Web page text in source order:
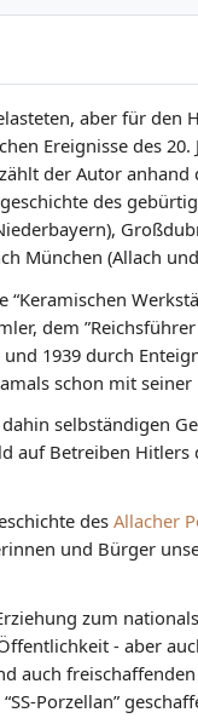
aber für den
Ereignisse des
der Autor anhand
des
München (Allach
dem
1939 durch
schon mit
selbständigen
auf Betreiben Hitlers
des Allacher
und Bürger
zum
- aber
auch
Porzellan”